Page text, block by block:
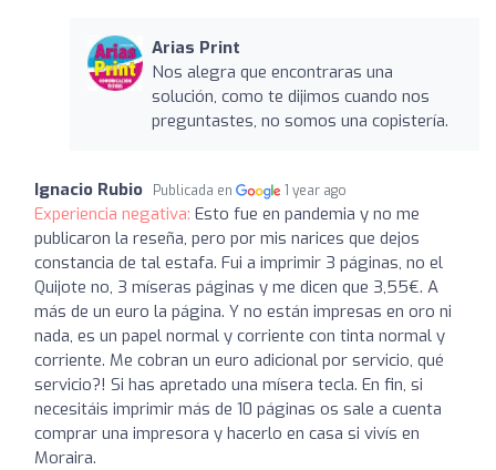
Arias Print
Nos alegra que encontraras una
solución, como te dijimos cuando nos
preguntastes, no somos una copistería.
Ignacio Rubio Publicada en 1 year ago
Experiencia negativa: Esto fue en pandemia y no me
publicaron la reseña, pero por mis narices que dejos
constancia de tal estafa. Fui a imprimir 3 páginas, no el
Quijote no, 3 míseras páginas y me dicen que 3,55€. A
más de un euro la página. Y no están impresas en oro ni
nada, es un papel normal y corriente con tinta normal y
corriente. Me cobran un euro adicional por servicio, qué
servicio?! Si has apretado una mísera tecla. En fin, si
necesitáis imprimir más de 10 páginas os sale a cuenta
comprar una impresora y hacerlo en casa si vivís en
Moraira.